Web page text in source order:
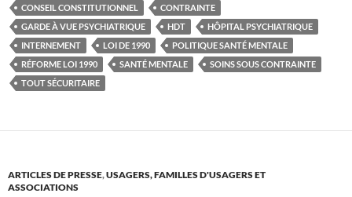
b
o
o
k
t
e
r
CONSEIL CONSTITUTIONNEL
CONTRAINTE
GARDE À VUE PSYCHIATRIQUE
HDT
HÔPITAL PSYCHIATRIQUE
INTERNEMENT
LOI DE 1990
POLITIQUE SANTÉ MENTALE
RÉFORME LOI 1990
SANTÉ MENTALE
SOINS SOUS CONTRAINTE
TOUT SÉCURITAIRE
ARTICLES DE PRESSE,USAGERS, FAMILLES D'USAGERS ET
ASSOCIATIONS